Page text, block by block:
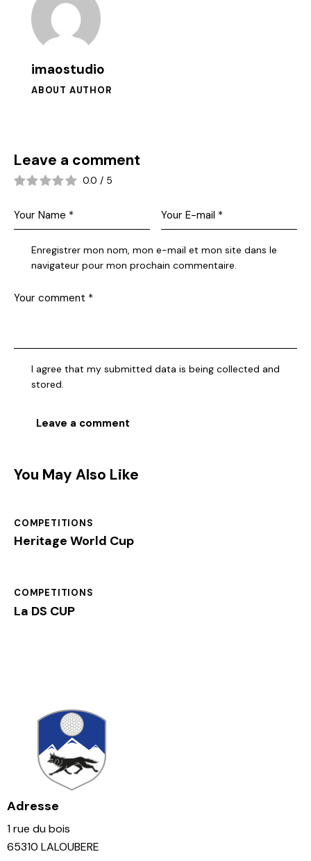
imaostudio
ABOUT AUTHOR
Leave a comment
0.0 / 5
Enregistrer mon nom, mon e-mail et mon site dans le
navigateur pour mon prochain commentaire.
I agree that my submitted data is being collected and
stored.
You May Also Like
COMPETITIONS
Heritage World Cup
COMPETITIONS
La DS CUP
Adresse
1 rue du bois
65310 LALOUBERE